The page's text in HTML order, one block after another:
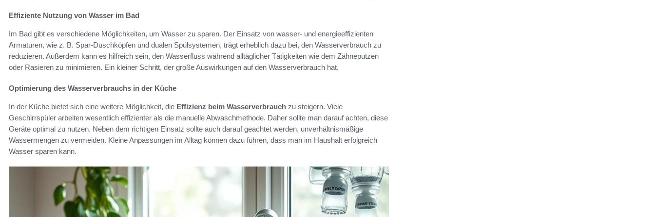
Effiziente Nutzung von Wasser im Bad
Im Bad gibt es verschiedene Möglichkeiten, um Wasser zu sparen. Der Einsatz von wasser- und energieeffizienten
Armaturen, wie z. B. Spar-Duschköpfen und dualen Spülsystemen, trägt erheblich dazu bei, den Wasserverbrauch zu
reduzieren. Außerdem kann es hilfreich sein, den Wasserfluss während alltäglicher Tätigkeiten wie dem Zähneputzen
oder Rasieren zu minimieren. Ein kleiner Schritt, der große Auswirkungen auf den Wasserverbrauch hat.
Optimierung des Wasserverbrauchs in der Küche
In der Küche bietet sich eine weitere Möglichkeit, die Effizienz beim Wasserverbrauch zu steigern. Viele
Geschirrspüler arbeiten wesentlich effizienter als die manuelle Abwaschmethode. Daher sollte man darauf achten, diese
Geräte optimal zu nutzen. Neben dem richtigen Einsatz sollte auch darauf geachtet werden, unverhältnismäßige
Wassermengen zu vermeiden. Kleine Anpassungen im Alltag können dazu führen, dass man im Haushalt erfolgreich
Wasser sparen kann.